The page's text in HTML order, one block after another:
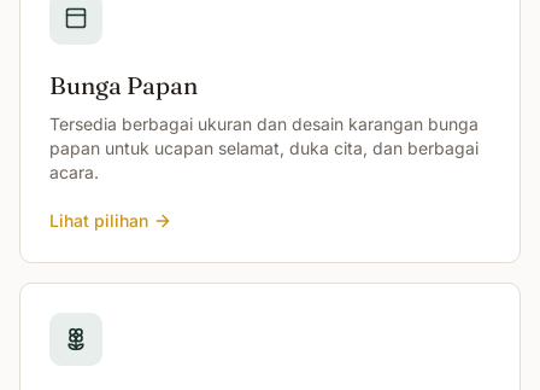
Bunga Papan
Tersedia berbagai ukuran dan desain karangan bunga
papan untuk ucapan selamat, duka cita, dan berbagai
acara.
Lihat pilihan